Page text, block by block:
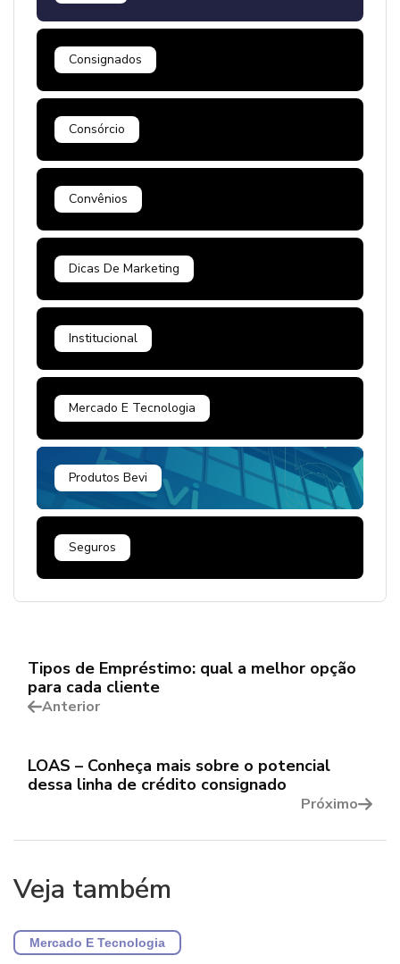
Consignados
Consórcio
Convênios
Dicas De Marketing
Institucional
Mercado E Tecnologia
Produtos Bevi
Seguros
Anterior
Tipos de Empréstimo: qual a melhor opção
para cada cliente
Próximo
LOAS – Conheça mais sobre o potencial
dessa linha de crédito consignado
Veja também
Mercado E Tecnologia